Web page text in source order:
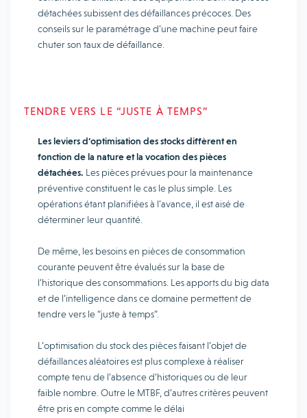
détachées subissent des défaillances précoces. Des
conseils sur le paramétrage d’une machine peut faire
chuter son taux de défaillance.
TENDRE VERS LE “JUSTE À TEMPS”
Les leviers d’optimisation des stocks diffèrent en
fonction de la nature et la vocation des pièces
détachées. Les pièces prévues pour la maintenance
préventive constituent le cas le plus simple. Les
opérations étant planifiées à l’avance, il est aisé de
déterminer leur quantité.
De même, les besoins en pièces de consommation
courante peuvent être évalués sur la base de
l’historique des consommations. Les apports du big data
et de l’intelligence dans ce domaine permettent de
tendre vers le “juste à temps”.
L’optimisation du stock des pièces faisant l’objet de
défaillances aléatoires est plus complexe à réaliser
compte tenu de l’absence d’historiques ou de leur
faible nombre. Outre le MTBF, d’autres critères peuvent
être pris en compte comme le délai